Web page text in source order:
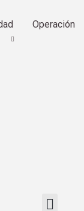
Operación